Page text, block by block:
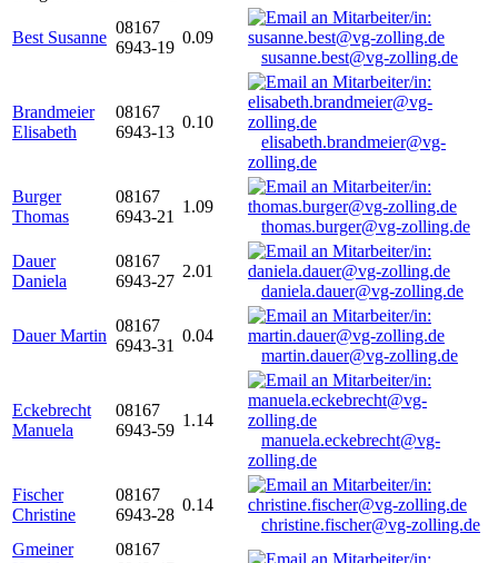
Best Susanne
08167
6943-19
0.09
susanne.best@vg-zolling.de
Brandmeier
Elisabeth
08167
6943-13
0.10
elisabeth.brandmeier@vg-
zolling.de
Burger
Thomas
08167
6943-21
1.09
thomas.burger@vg-zolling.de
Dauer
Daniela
08167
6943-27
2.01
daniela.dauer@vg-zolling.de
Dauer Martin
08167
6943-31
0.04
martin.dauer@vg-zolling.de
Eckebrecht
Manuela
08167
6943-59
1.14
manuela.eckebrecht@vg-
zolling.de
Fischer
Christine
08167
6943-28
0.14
christine.fischer@vg-zolling.de
Gmeiner
08167